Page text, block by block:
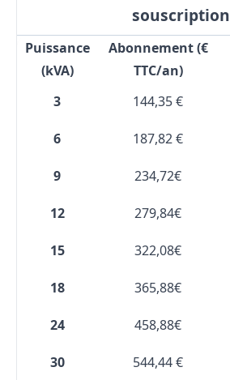
souscription
Puissance
(kVA)
Abonnement (€
TTC/an)
3
144,35 €
6 187,82 €
9 234,72€
12 279,84€
15 322,08€
18 365,88€
24 458,88€
30 544,44 €